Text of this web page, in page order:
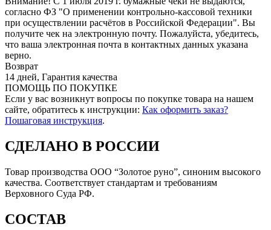
согласно ФЗ "О применении контрольно-кассовой техники
при осуществлении расчётов в Российской Федерации". Вы
получите чек на электронную почту. Пожалуйста, убедитесь,
что ваша электронная почта в контактных данных указана
верно.
Возврат
14 дней, Гарантия качества
ПОМОЩЬ ПО ПОКУПКЕ
Если у вас возникнут вопросы по покупке товара на нашем
сайте, обратитесь к инструкции: Как оформить заказ?
Пошаговая инструкция.
СДЕЛАНО В РОССИИ
Товар производства ООО “Золотое руно”, синоним высокого
качества. Соответствует стандартам и требованиям
Верховного Суда РФ.
СОСТАВ